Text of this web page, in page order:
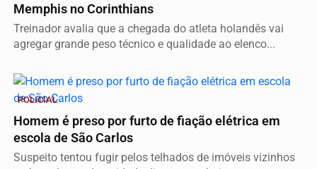
Memphis no Corinthians
Treinador avalia que a chegada do atleta holandês vai
agregar grande peso técnico e qualidade ao elenco...
POLICIAL
Homem é preso por furto de fiação elétrica em
escola de São Carlos
Suspeito tentou fugir pelos telhados de imóveis vizinhos